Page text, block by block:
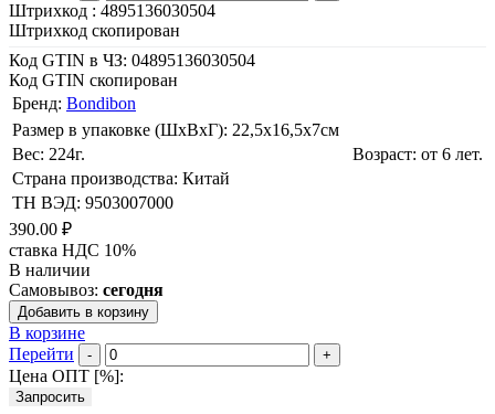
Штрихкод : 4895136030504
Штрихкод скопирован
Код GTIN в ЧЗ: 04895136030504
Код GTIN скопирован
Бренд: Bondibon
Размер в упаковке (ШхВxГ): 22,5х16,5х7cм
Вес: 224г.
Возраст: от 6 лет.
Страна производства: Китай
ТН ВЭД: 9503007000
390.00 ₽
ставка НДС 10%
В наличии
Самовывоз: сегодня
Добавить в корзину
В корзине
Перейти
- +
Цена ОПТ [%]:
Запросить